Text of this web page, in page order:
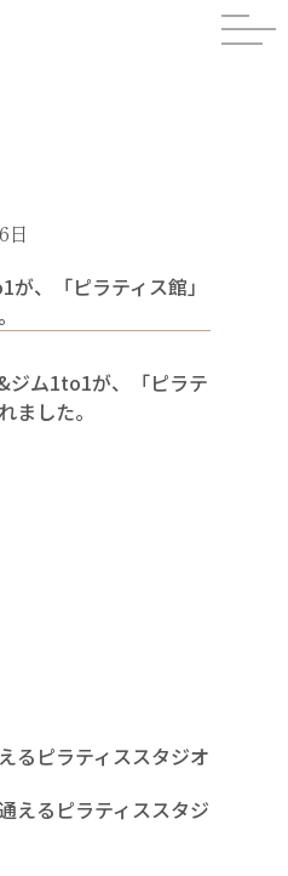
日
、「ピラティス館」
ジム1to1が、「ピラテ
ました。
るピラティススタジオ
えるピラティススタジ